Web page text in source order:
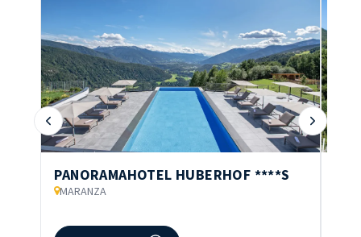
PANORAMAHOTEL HUBERHOF ****S
MARANZA